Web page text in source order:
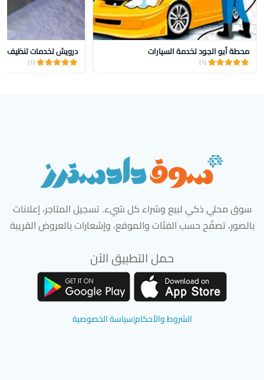
محطة أبو الجود لخدمة السيارات
(1)
درويش لخدمات تنظيف
(1)
سوق محلي ذكي لبيع وشراء كل شيء. تسجيل المتاجر، إعلانات
بالصور، تصفّح حسب الفئات والموقع، وإشعارات بالعروض القريبة
حمل التطبيق الآن
الشروط والأحكام|سياسة الخصوصية